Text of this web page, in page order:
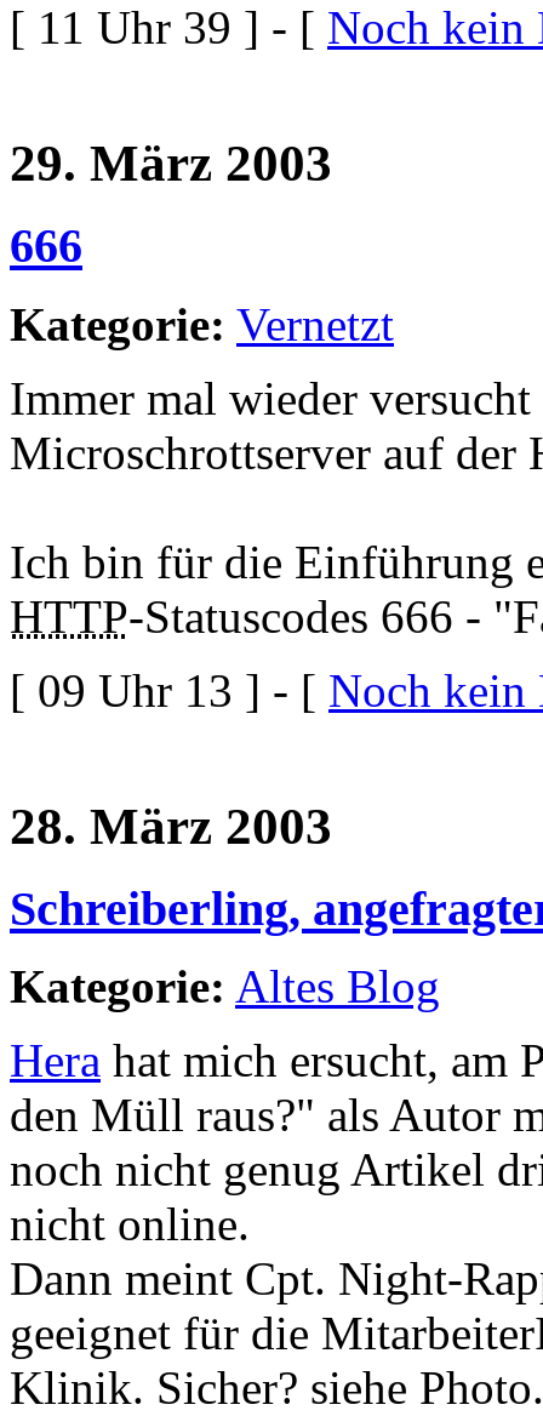
[ 11 Uhr 39 ] - [ Noch kein
29. März 2003
666
Kategorie: Vernetzt
Immer mal wieder
Microschrottserver auf der
Ich bin für die Einführung
HTTP-Statuscodes 666 -
[ 09 Uhr 13 ] - [ Noch kein
28. März 2003
Schreiberling,
Kategorie: Altes Blog
Hera hat mich ersucht, am
den Müll raus?" als Autor
noch nicht genug Artikel
nicht online.
Dann meint Cpt. Night-
geeignet für die
Klinik. Sicher? siehe Photo.